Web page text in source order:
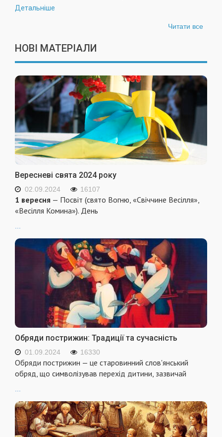
Детальніше
Читати все
НОВІ МАТЕРІАЛИ
Вересневі свята 2024 року
02.09.2024 16107
1 вересня — Посвіт (свято Вогню, «Свіччине Весілля»,
«Весілля Комина»). День
Обряди пострижин: Традиції та сучасність
01.09.2024 16330
Обряди пострижин — це старовинний слов'янський
обряд, що символізував перехід дитини, зазвичай